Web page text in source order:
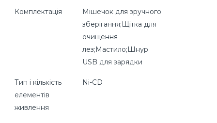
Комплектація
Мішечок для зручного
зберігання;Щітка для
очищення
лез;Мастило;Шнур
USB для зарядки
Тип і кількість
елементів
живлення
Ni-CD